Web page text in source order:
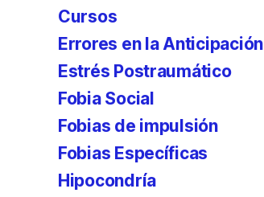
Cursos
Errores en la Anticipación
Estrés Postraumático
Fobia Social
Fobias de impulsión
Fobias Específicas
Hipocondría